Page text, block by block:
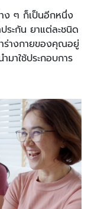
ง ๆ ก็เป็นอีกหนึ่ง
ระกัน ยาแต่ละชนิด
ร่างกายของคุณอยู่
มาใช้ประกอบการ